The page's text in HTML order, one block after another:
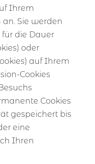
Ihrem
Sie werden
die Dauer
oder
auf Ihrem
Cookies
Cookies
gespeichert bis
eine
Ihren